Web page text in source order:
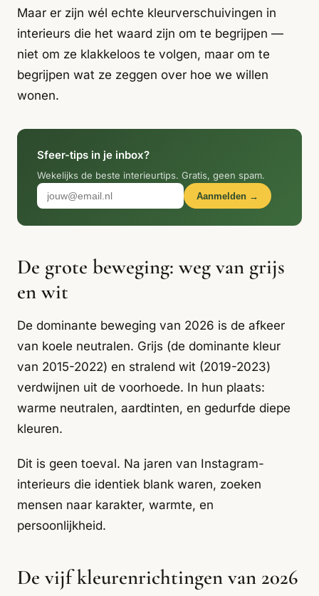
Industrial
Italiaans
Design
Japandi
Japans Zen Maximalistisch Mediterraans
Midcentury
Modern
Modern
Modern
Interieur
Natural Living New Raw
Organic
Modern
2026
Scandinavisch
Maar er zijn wél echte kleurverschuivingen in
interieurs die het waard zijn om te begrijpen —
niet om ze klakkeloos te volgen, maar om te
begrijpen wat ze zeggen over hoe we willen
wonen.
Sfeer-tips in je inbox?
Wekelijks de beste interieurtips. Gratis, geen spam.
Aanmelden →
De grote beweging: weg van grijs
en wit
De dominante beweging van 2026 is de afkeer
van koele neutralen. Grijs (de dominante kleur
van 2015-2022) en stralend wit (2019-2023)
verdwijnen uit de voorhoede. In hun plaats:
warme neutralen, aardtinten, en gedurfde diepe
kleuren.
Dit is geen toeval. Na jaren van Instagram-
interieurs die identiek blank waren, zoeken
mensen naar karakter, warmte, en
persoonlijkheid.
De vijf kleurenrichtingen van 2026